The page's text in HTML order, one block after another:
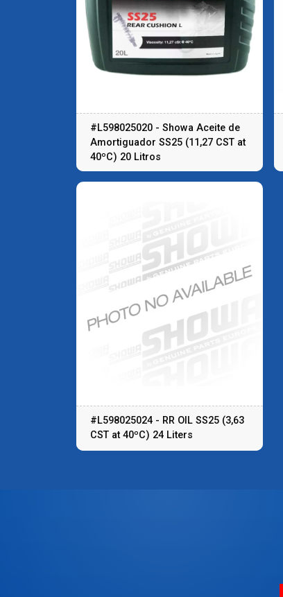
#L598025020 - Showa Aceite de
Amortiguador SS25 (11,27 CST at
40ºC) 20 Litros
#L598025024 - RR OIL SS25 (3,63
CST at 40ºC) 24 Liters